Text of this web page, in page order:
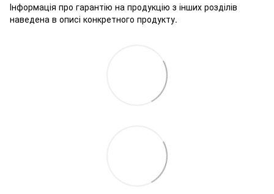
Інформація про гарантію на продукцію з інших розділів
наведена в описі конкретного продукту.